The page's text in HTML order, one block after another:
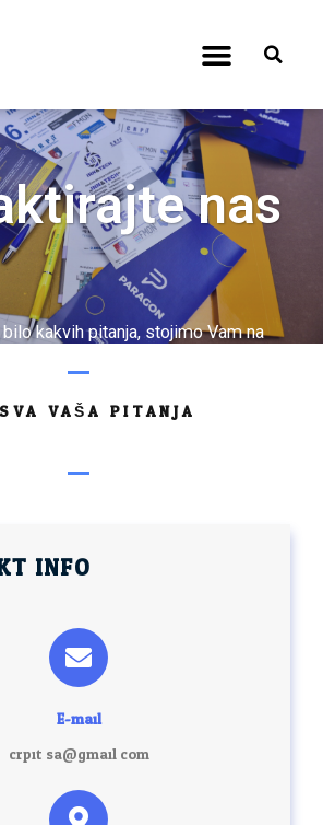
nas
kakvih pitanja, stojimo Vam na
VAŠA PITANJA
INFO
E-mail
crpit.sa@gmail.com